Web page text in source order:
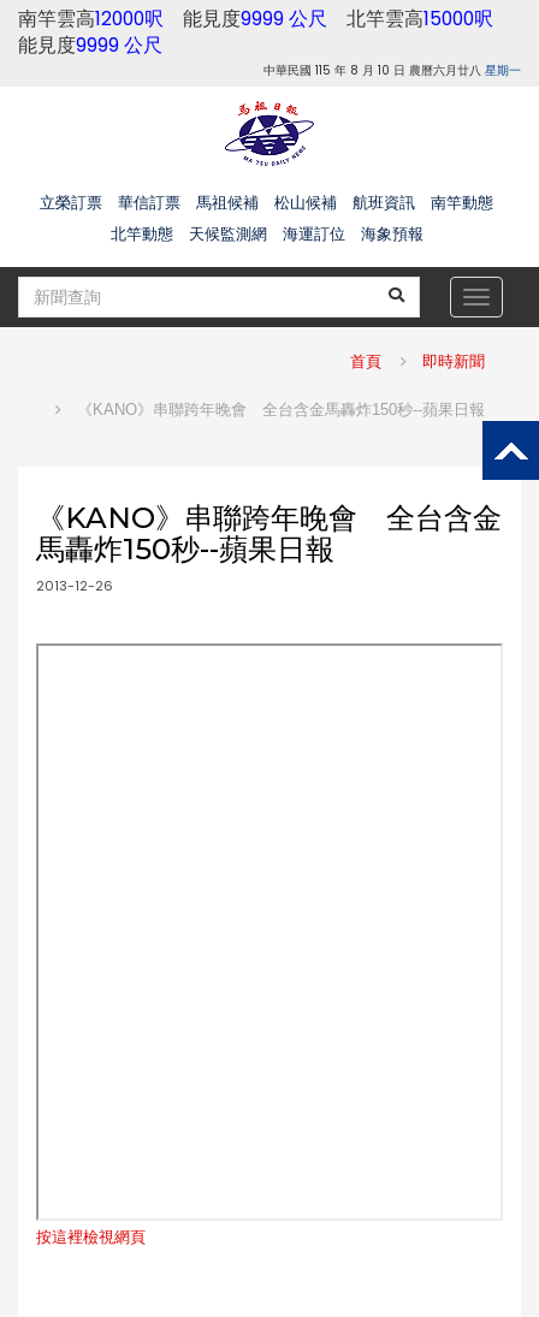
南竿雲高12000呎 能見度9999 公尺 北竿雲高15000呎
能見度9999 公尺
中華民國 115 年 8 月 10 日 農曆六月廿八 星期一
立榮訂票 華信訂票 馬祖候補 松山候補 航班資訊
南竿動態
北竿動態
天候監測網 海運訂位 海象預報
Toggle
首頁 即時新聞
《KANO》串聯跨年晚會 全台含金馬轟炸150秒--蘋果日報
《KANO》串聯跨年晚會 全台含金
馬轟炸150秒--蘋果日報
2013-12-26
按這裡檢視網頁